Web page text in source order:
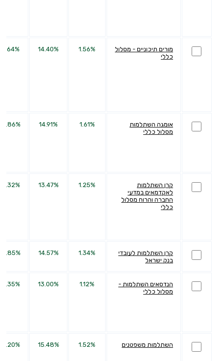
מורים תיכוניים - מסלול
כללי
1.56%
14.40%
אומגה השתלמות
מסלול כללי
1.61%
14.91%
קרן השתלמות
לאקדמאים במדעי
החברה והרוח מסלול
כללי
1.25%
13.47%
קרן השתלמות לעובדי
בנק ישראל
1.34%
14.57%
הנדסאים השתלמות -
מסלול כללי
1.12%
13.00%
השתלמות משפטנים 1.52%
15.48%